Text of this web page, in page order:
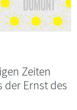
Zeiten
der Ernst des